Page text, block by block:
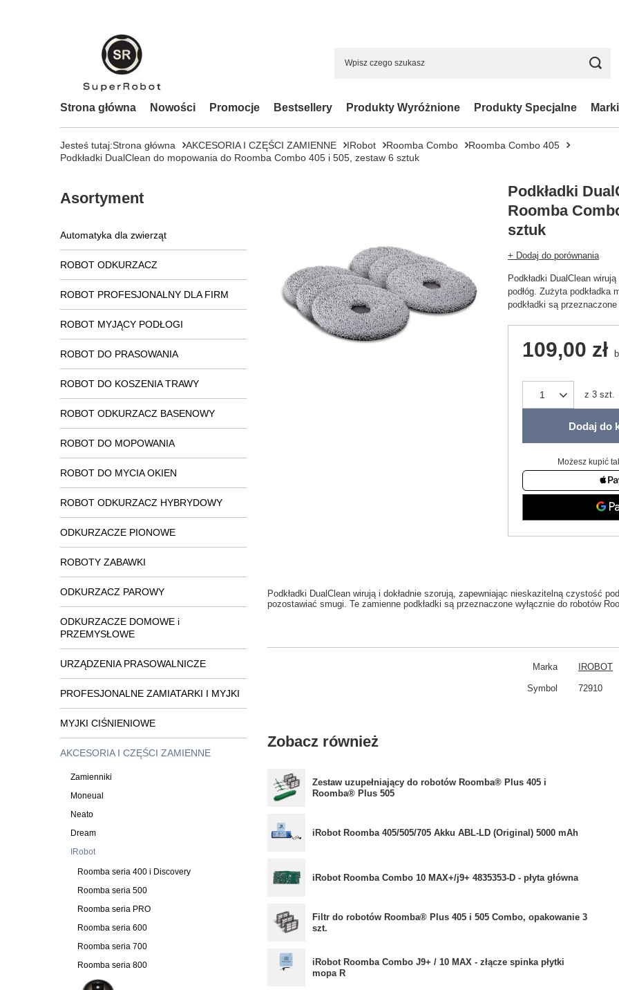
Strona główna Nowości Promocje Bestsellery Produkty Wyróżnione Produkty Specjalne Marki
Jesteś tutaj:Strona główna AKCESORIA I CZĘŚCI ZAMIENNE IRobot Roomba Combo
Roomba Combo 405
Podkładki DualClean do mopowania do Roomba Combo 405 i 505, zestaw 6 sztuk
Asortyment
Automatyka dla zwierząt
ROBOT ODKURZACZ
ROBOT PROFESJONALNY DLA FIRM
ROBOT MYJĄCY PODŁOGI
ROBOT DO PRASOWANIA
ROBOT DO KOSZENIA TRAWY
ROBOT ODKURZACZ BASENOWY
ROBOT DO MOPOWANIA
ROBOT DO MYCIA OKIEN
ROBOT ODKURZACZ HYBRYDOWY
ODKURZACZE PIONOWE
ROBOTY ZABAWKI
ODKURZACZ PAROWY
ODKURZACZE DOMOWE i
PRZEMYSŁOWE
URZĄDZENIA PRASOWALNICZE
PROFESJONALNE ZAMIATARKI I MYJKI
MYJKI CIŚNIENIOWE
AKCESORIA I CZĘŚCI ZAMIENNE
Zamienniki
Moneual
Neato
Dream
IRobot
Roomba seria 400 i Discovery
Roomba seria 500
Roomba seria PRO
Roomba seria 600
Roomba seria 700
Roomba seria 800
Podkładki
Roomba
sztuk
+ Dodaj do porównania
Podkładki DualClean
podłóg. Zużyta
podkładki są
109,00 zł
z 3 szt.
Dodaj do
Możesz kupić
Podkładki DualClean wirują i dokładnie szorują, zapewniając nieskazitelną czystość
pozostawiać smugi. Te zamienne podkładki są przeznaczone wyłącznie do robotów
Marka IROBOT
Symbol 72910
Zobacz również
Zestaw uzupełniający do robotów Roomba® Plus 405 i
Roomba® Plus 505
iRobot Roomba 405/505/705 Akku ABL-LD (Original) 5000 mAh
iRobot Roomba Combo 10 MAX+/j9+ 4835353-D - płyta główna
Filtr do robotów Roomba® Plus 405 i 505 Combo, opakowanie 3
szt.
iRobot Roomba Combo J9+ / 10 MAX - złącze spinka płytki
mopa R